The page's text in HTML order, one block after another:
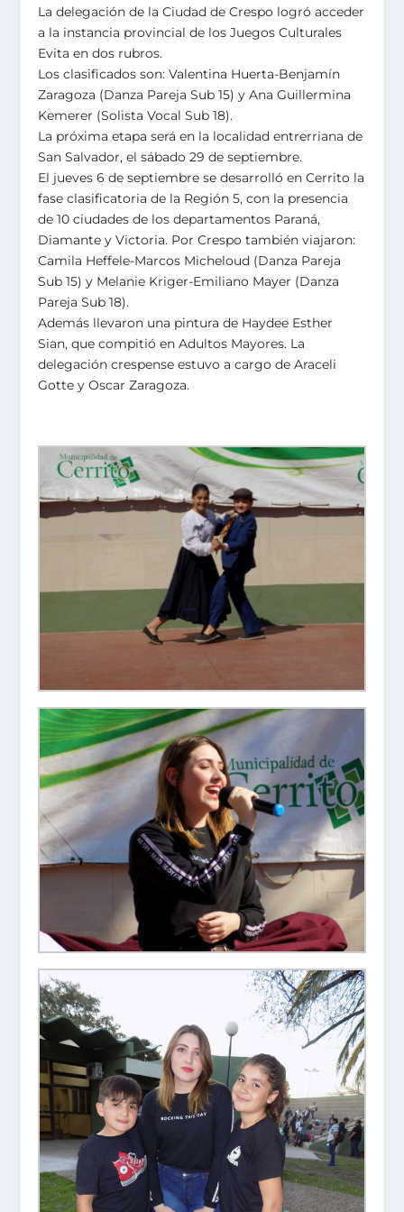
La delegación de la Ciudad de Crespo logró acceder
a la instancia provincial de los Juegos Culturales
Evita en dos rubros.
Los clasificados son: Valentina Huerta-Benjamín
Zaragoza (Danza Pareja Sub 15) y Ana Guillermina
Kemerer (Solista Vocal Sub 18).
La próxima etapa será en la localidad entrerriana de
San Salvador, el sábado 29 de septiembre.
El jueves 6 de septiembre se desarrolló en Cerrito la
fase clasificatoria de la Región 5, con la presencia
de 10 ciudades de los departamentos Paraná,
Diamante y Victoria. Por Crespo también viajaron:
Camila Heffele-Marcos Micheloud (Danza Pareja
Sub 15) y Melanie Kriger-Emiliano Mayer (Danza
Pareja Sub 18).
Además llevaron una pintura de Haydee Esther
Sian, que compitió en Adultos Mayores. La
delegación crespense estuvo a cargo de Araceli
Gotte y Oscar Zaragoza.